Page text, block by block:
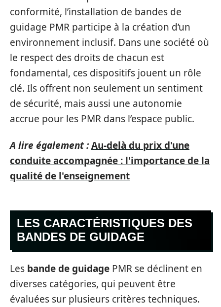
conformité, l’installation de bandes de
guidage PMR participe à la création d’un
environnement inclusif. Dans une société où
le respect des droits de chacun est
fondamental, ces dispositifs jouent un rôle
clé. Ils offrent non seulement un sentiment
de sécurité, mais aussi une autonomie
accrue pour les PMR dans l’espace public.
A lire également :Au-delà du prix d'une
conduite accompagnée : l'importance de la
qualité de l'enseignement
LES CARACTÉRISTIQUES DES
BANDES DE GUIDAGE
Les bande de guidage PMR se déclinent en
diverses catégories, qui peuvent être
évaluées sur plusieurs critères techniques.